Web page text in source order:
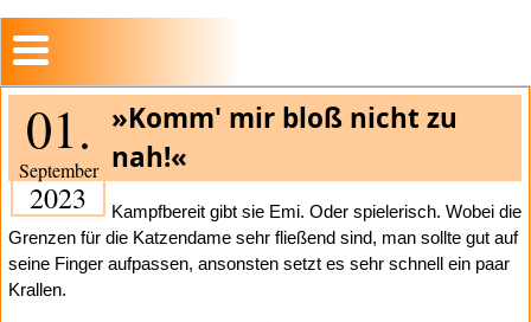
01.
September
2023
»Komm' mir bloß nicht zu
nah!«
Kampfbereit gibt sie Emi. Oder spielerisch. Wobei die
Grenzen für die Katzendame sehr fließend sind, man sollte gut auf
seine Finger aufpassen, ansonsten setzt es sehr schnell ein paar
Krallen.